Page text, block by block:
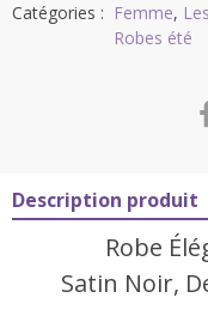
Catégories : Femme,
Robes été
Description produit
Robe
Satin Noir,